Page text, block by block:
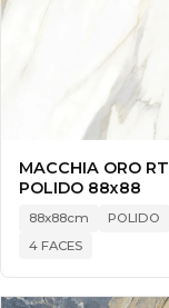
MACCHIA ORO RT
POLIDO 88x88
88x88cm
POLIDO
4 FACES